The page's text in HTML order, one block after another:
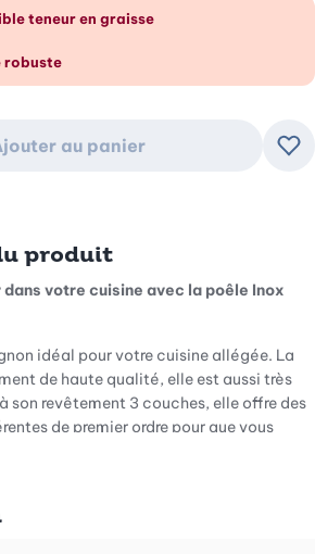
en un coup d’œil
teneur en graisse
robuste
au panier
produit
votre cuisine avec la poêle Inox
idéal pour votre cuisine allégée. La
de haute qualité, elle est aussi très
son revêtement 3 couches, elle offre des
de premier ordre pour que vous
bon!